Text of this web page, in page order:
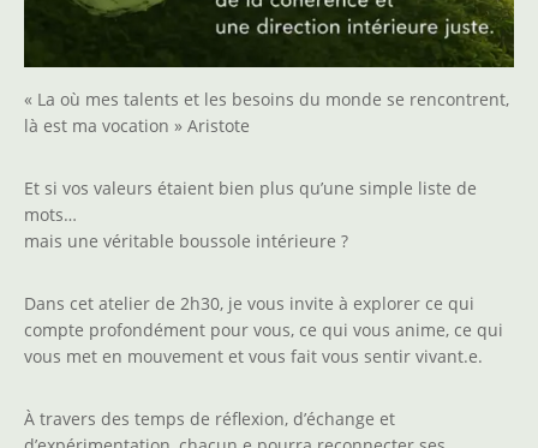
« La où mes talents et les besoins du monde se rencontrent,
là est ma vocation » Aristote
Et si vos valeurs étaient bien plus qu’une simple liste de
mots…
mais une véritable boussole intérieure ?
Dans cet atelier de 2h30, je vous invite à explorer ce qui
compte profondément pour vous, ce qui vous anime, ce qui
vous met en mouvement et vous fait vous sentir vivant.e.
À travers des temps de réflexion, d’échange et